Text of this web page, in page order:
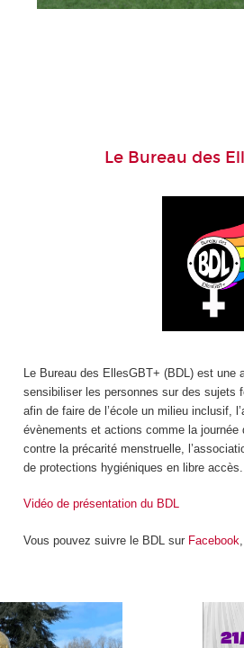
Le Bureau des
Le Bureau des EllesGBT+ (BDL) est une
sensibiliser les personnes sur des sujets
afin de faire de l’école un milieu inclusif,
évènements et actions comme la
contre la précarité menstruelle,
de protections hygiéniques en libre accès.
Vidéo de présentation du BDL
Vous pouvez suivre le BDL sur Facebook